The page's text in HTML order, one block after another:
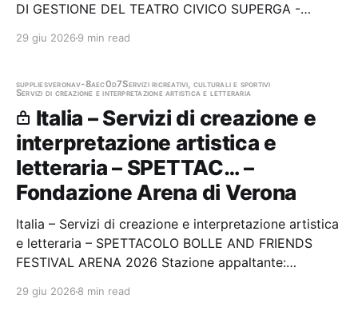
DI GESTIONE DEL TEATRO CIVICO SUPERGA -
appaltante: Comune di Nichelino Scadenza
aggiudicazione
29 giu 2026 9 min read
suppliesveronav-8aec0d7Servizi ricreativi, culturali e sportivi
Servizi di creazione e interpretazione artistica e letteraria
Italia – Servizi di creazione e
interpretazione artistica e
letteraria – SPETTAC… –
Fondazione Arena di Verona
Italia – Servizi di creazione e interpretazione artistica
e letteraria – SPETTACOLO BOLLE AND FRIENDS
FESTIVAL ARENA 2026 Stazione appaltante:
29 giu 2026 8 min read